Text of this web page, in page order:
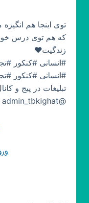
توی اینجا هم
که هم توی درس
زندگیت❤️
#انسانی #کنکور
#انسانی #کنکور
تبلیغات در پیج و
@admin_tbkighat